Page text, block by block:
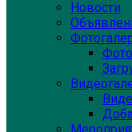
Новости